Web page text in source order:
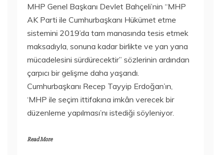
MHP Genel Başkanı Devlet Bahçeli’nin “MHP
AK Parti ile Cumhurbaşkanı Hükümet etme
sistemini 2019’da tam manasında tesis etmek
maksadıyla, sonuna kadar birlikte ve yan yana
mücadelesini sürdürecektir” sözlerinin ardından
çarpıcı bir gelişme daha yaşandı.
Cumhurbaşkanı Recep Tayyip Erdoğan’ın,
‘MHP ile seçim ittifakına imkân verecek bir
düzenleme yapılması’nı istediği söyleniyor.
Read More